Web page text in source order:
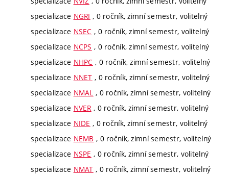
specializace NGRI , 0 ročník, zimní semestr, volitelný
specializace NSEC , 0 ročník, zimní semestr, volitelný
specializace NCPS , 0 ročník, zimní semestr, volitelný
specializace NHPC , 0 ročník, zimní semestr, volitelný
specializace NNET , 0 ročník, zimní semestr, volitelný
specializace NMAL , 0 ročník, zimní semestr, volitelný
specializace NVER , 0 ročník, zimní semestr, volitelný
specializace NIDE , 0 ročník, zimní semestr, volitelný
specializace NEMB , 0 ročník, zimní semestr, volitelný
specializace NSPE , 0 ročník, zimní semestr, volitelný
specializace NMAT , 0 ročník, zimní semestr, volitelný